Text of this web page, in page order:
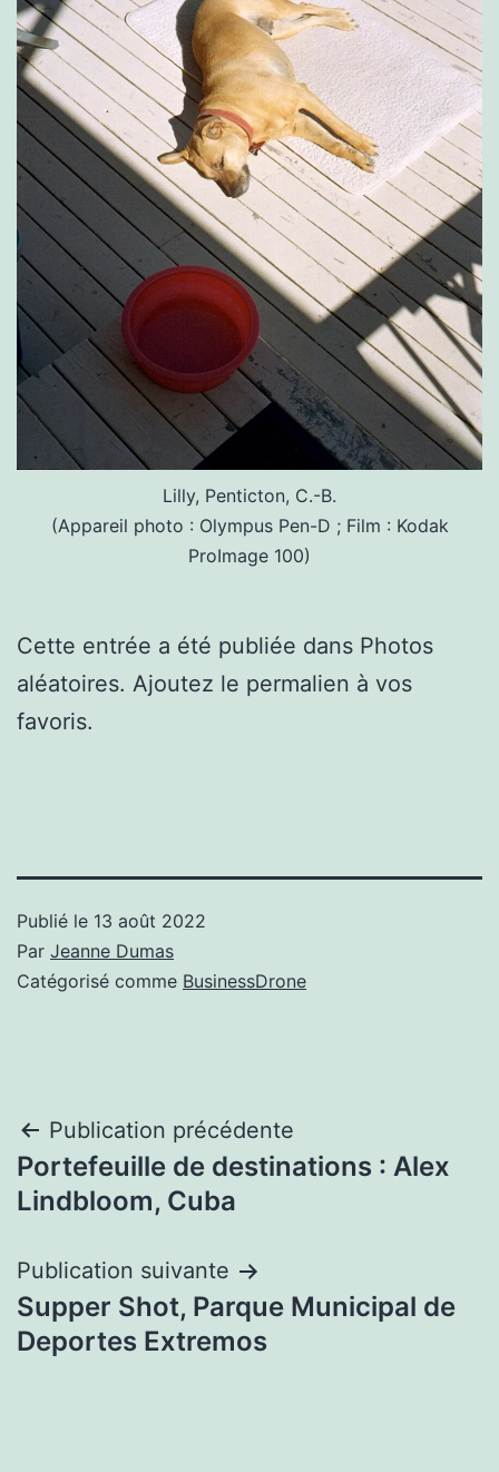
Lilly, Penticton, C.-B.
(Appareil photo : Olympus Pen-D ; Film : Kodak
ProImage 100)
Cette entrée a été publiée dans Photos
aléatoires. Ajoutez le permalien à vos
favoris.
Publié le 13 août 2022
Par Jeanne Dumas
Catégorisé comme BusinessDrone
Navigation
de
Publication précédente
Portefeuille de destinations : Alex
Lindbloom, Cuba
Publication suivante
Supper Shot, Parque Municipal de
Deportes Extremos